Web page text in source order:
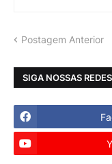
Postagem Anterior
SIGA NOSSAS REDES